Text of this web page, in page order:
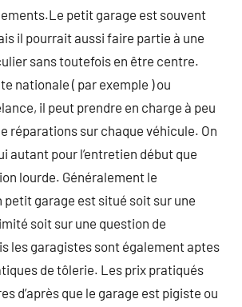
petit garage est souvent
il pourrait aussi faire partie à une
sans toutefois en être centre.
nationale ( par exemple ) ou
il peut prendre en charge à peu
réparations sur chaque véhicule. On
autant pour l’entretien début que
lourde. Généralement le
petit garage est situé soit sur une
soit sur une question de
les garagistes sont également aptes
de tôlerie. Les prix pratiqués
d’après que le garage est pigiste ou